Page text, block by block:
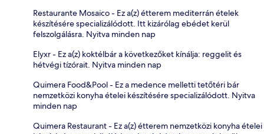
Restaurante Mosaico - Ez a(z) étterem mediterrán ételek
készítésére specializálódott. Itt kizárólag ebédet kerül
felszolgálásra. Nyitva minden nap
Elyxr - Ez a(z) koktélbár a következőket kínálja: reggelit és
hétvégi tízórait. Nyitva minden nap
Quimera Food&Pool - Ez a medence melletti tetőtéri bár
nemzetközi konyha ételei készítésére specializálódott. Nyitva
minden nap
Quimera Restaurant - Ez a(z) étterem nemzetközi konyha ételei